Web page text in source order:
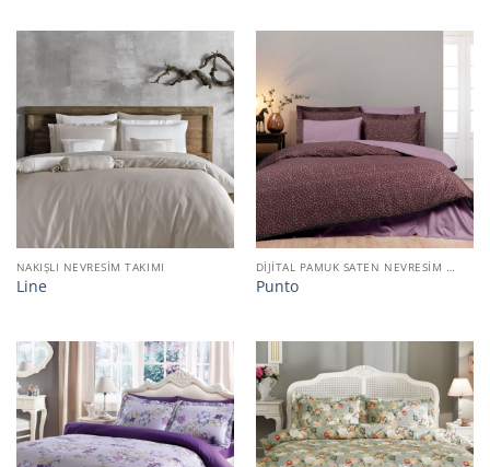
NAKIŞLI NEVRESIM TAKIMI
Line
DIJITAL PAMUK SATEN NEVRESIM TAKIMI
Punto